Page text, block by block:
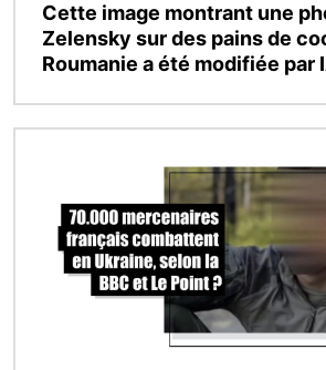
Cette image montrant une
Zelensky sur des pains de
Roumanie a été modifiée par